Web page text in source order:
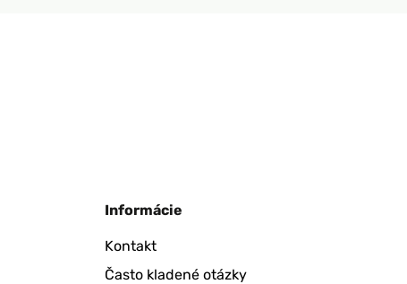
Informácie
Kontakt
Často kladené otázky